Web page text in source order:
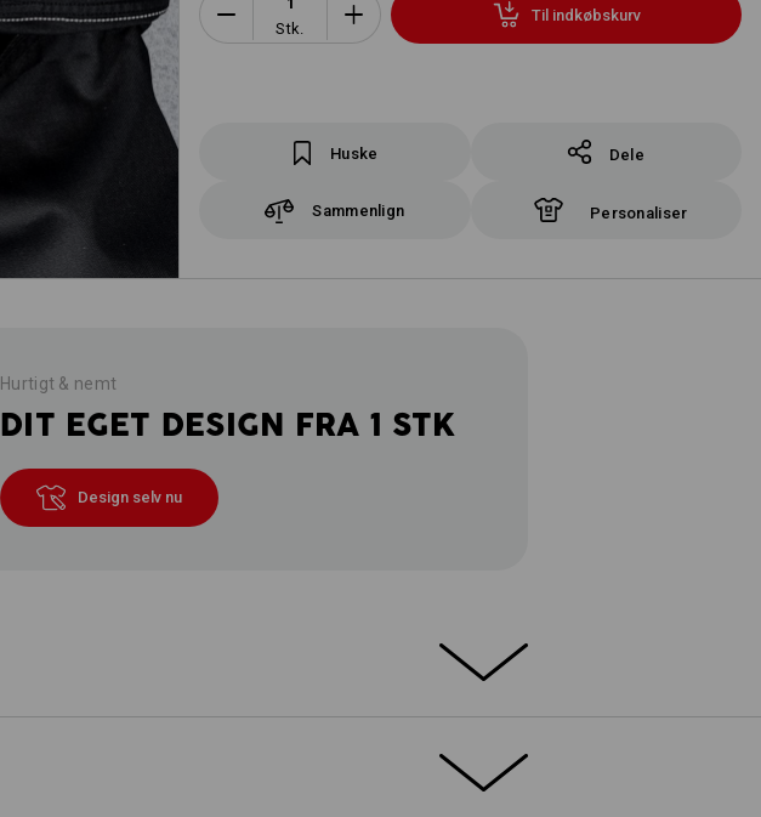
Stk.
Til indkøbskurv
Huske Dele
Sammenlign Personaliser
Hurtigt & nemt
DIT EGET DESIGN FRA 1 STK
Design selv nu
EKSTRA